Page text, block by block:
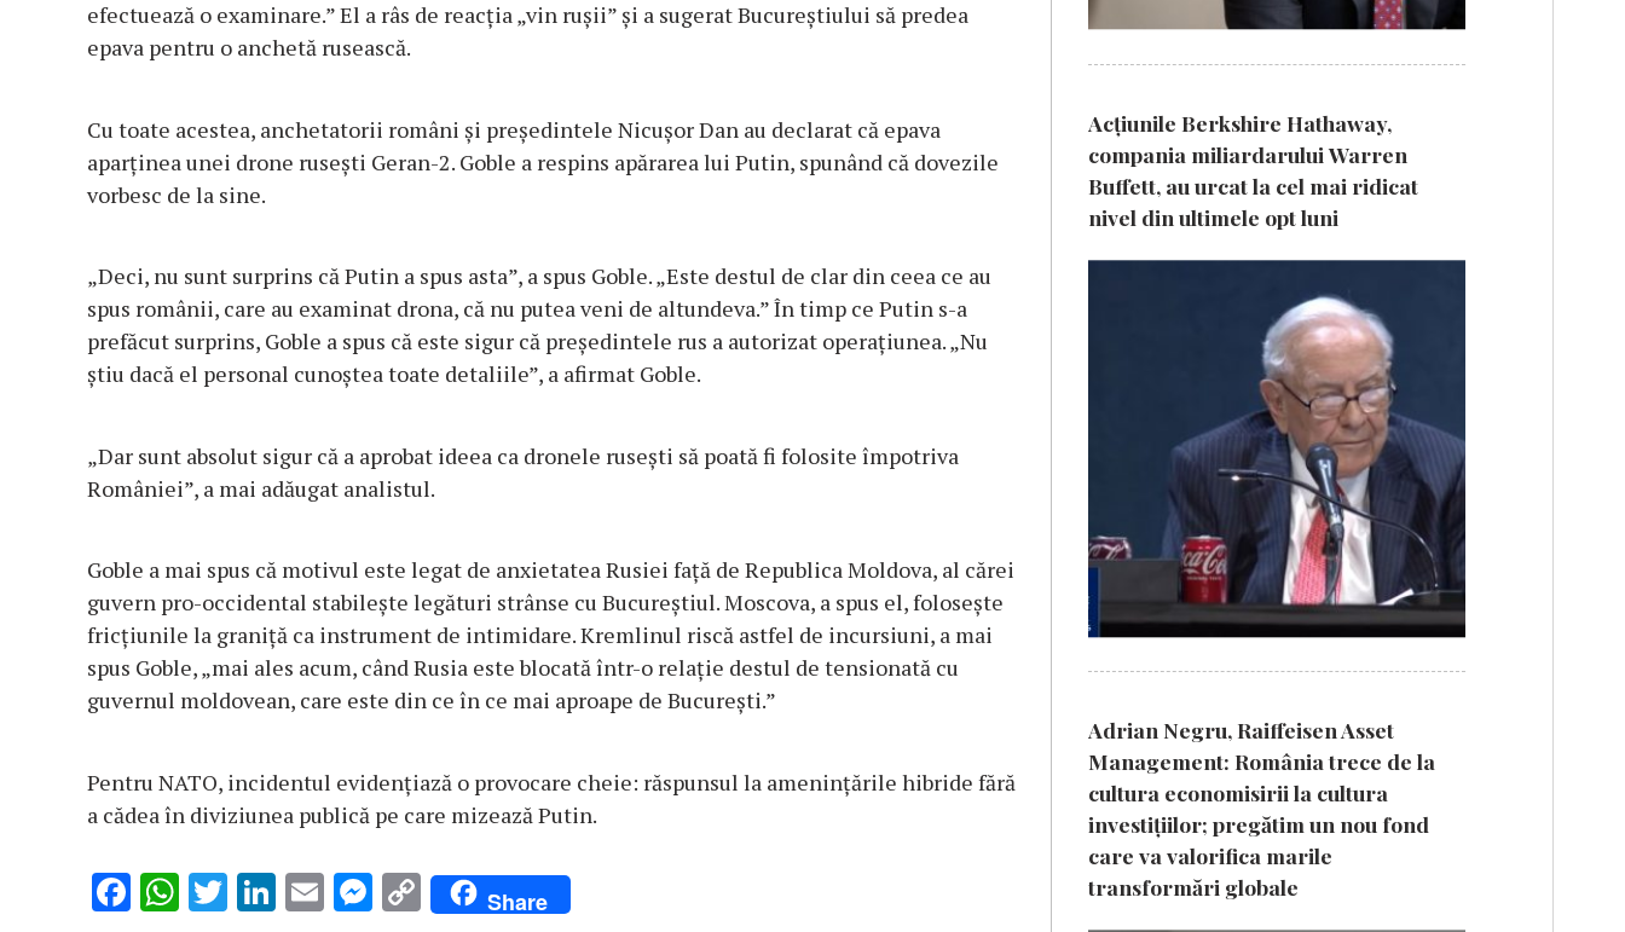
efectuează o examinare.” El a râs de reacția „vin rușii” și a sugerat Bucureștiului să predea
epava pentru o anchetă rusească.
Cu toate acestea, anchetatorii români și președintele Nicușor Dan au declarat că epava
aparținea unei drone rusești Geran-2. Goble a respins apărarea lui Putin, spunând că dovezile
vorbesc de la sine.
„Deci, nu sunt surprins că Putin a spus asta”, a spus Goble. „Este destul de clar din ceea ce au
spus românii, care au examinat drona, că nu putea veni de altundeva.” În timp ce Putin s-a
prefăcut surprins, Goble a spus că este sigur că președintele rus a autorizat operațiunea. „Nu
știu dacă el personal cunoștea toate detaliile”, a afirmat Goble.
„Dar sunt absolut sigur că a aprobat ideea ca dronele rusești să poată fi folosite împotriva
României”, a mai adăugat analistul.
Goble a mai spus că motivul este legat de anxietatea Rusiei față de Republica Moldova, al cărei
guvern pro-occidental stabilește legături strânse cu Bucureștiul. Moscova, a spus el, folosește
fricțiunile la graniță ca instrument de intimidare. Kremlinul riscă astfel de incursiuni, a mai
spus Goble, „mai ales acum, când Rusia este blocată într-o relație destul de tensionată cu
guvernul moldovean, care este din ce în ce mai aproape de București.”
Pentru NATO, incidentul evidențiază o provocare cheie: răspunsul la amenințările hibride fără
a cădea în diviziunea publică pe care mizează Putin.
F W T Li E M C Share
Acțiunile Berkshire Hathaway,
compania miliardarului Warren
Buffett, au urcat la cel mai ridicat
nivel din ultimele opt luni
Adrian Negru, Raiffeisen Asset
Management: România trece de la
cultura economisirii la cultura
investițiilor; pregătim un nou fond
care va valorifica marile
transformări globale